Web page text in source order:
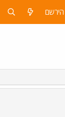
הירשם